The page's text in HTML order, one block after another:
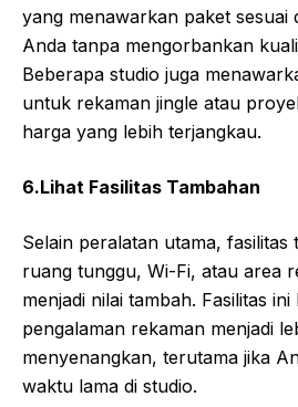
yang menawarkan paket sesuai
Anda tanpa mengorbankan
Beberapa studio juga
untuk rekaman jingle atau
harga yang lebih terjangkau.
6.Lihat Fasilitas Tambahan
Selain peralatan utama, fasilitas
ruang tunggu, Wi-Fi, atau area
menjadi nilai tambah. Fasilitas
pengalaman rekaman menjadi
menyenangkan, terutama jika
waktu lama di studio.